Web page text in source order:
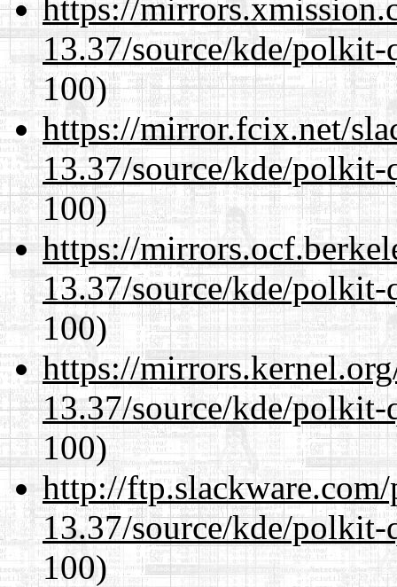
https://
13.37/source/kde/
100)
https://mirror.fcix.net/
13.37/source/kde/
100)
https://
13.37/source/kde/
100)
https://
13.37/source/kde/
100)
http://
13.37/source/kde/
100)